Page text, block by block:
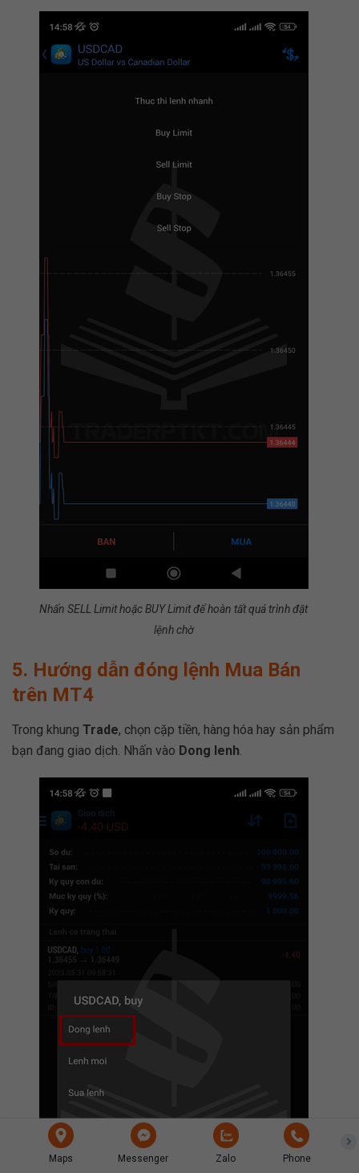
Nhấn SELL Limit hoặc BUY Limit để hoàn tất quá trình đặt
lệnh chờ
5. Hướng dẫn đóng lệnh Mua Bán
trên MT4
Trong khung Trade, chọn cặp tiền, hàng hóa hay sản phẩm
bạn đang giao dịch. Nhấn vào Dong lenh.
Maps Messenger Zalo Phone